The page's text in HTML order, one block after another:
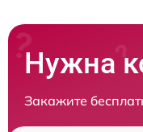
Нужна
Закажите